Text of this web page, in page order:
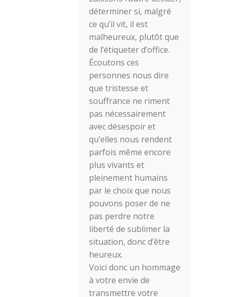
déterminer si, malgré
ce qu’il vit, il est
malheureux, plutôt que
de l’étiqueter d’office.
Écoutons ces
personnes nous dire
que tristesse et
souffrance ne riment
pas nécessairement
avec désespoir et
qu’elles nous rendent
parfois même encore
plus vivants et
pleinement humains
par le choix que nous
pouvons poser de ne
pas perdre notre
liberté de sublimer la
situation, donc d’être
heureux.
Voici donc un hommage
à votre envie de
transmettre votre